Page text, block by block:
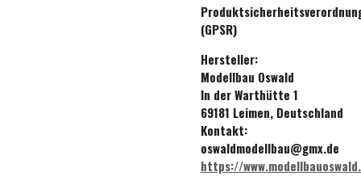
(GPSR)
Hersteller:
Modellbau Oswald
In der Warthütte 1
69181 Leimen, Deutschland
Kontakt:
oswaldmodellbau@gmx.de
https://